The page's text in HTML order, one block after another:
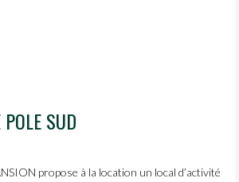
SUD
propose à la location un local d’activité